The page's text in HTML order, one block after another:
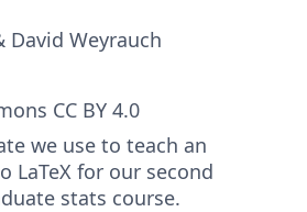
David Weyrauch
CC BY 4.0
we use to teach an
LaTeX for our second
stats course.